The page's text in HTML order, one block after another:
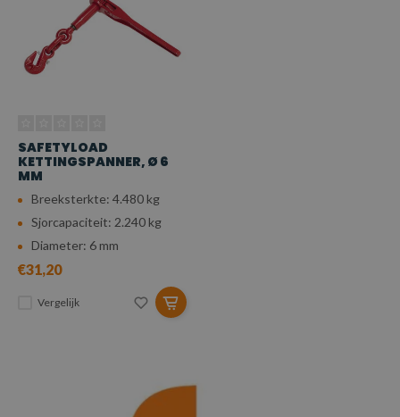
SAFETYLOAD
KETTINGSPANNER, Ø 6
MM
Breeksterkte: 4.480 kg
Sjorcapaciteit: 2.240 kg
Diameter: 6 mm
€31,20
Vergelijk